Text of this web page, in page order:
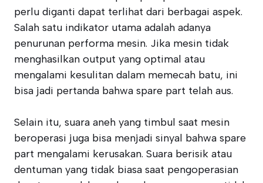
perlu diganti dapat terlihat dari berbagai aspek.
Salah satu indikator utama adalah adanya
penurunan performa mesin. Jika mesin tidak
menghasilkan output yang optimal atau
mengalami kesulitan dalam memecah batu, ini
bisa jadi pertanda bahwa spare part telah aus.
Selain itu, suara aneh yang timbul saat mesin
beroperasi juga bisa menjadi sinyal bahwa spare
part mengalami kerusakan. Suara berisik atau
dentuman yang tidak biasa saat pengoperasian